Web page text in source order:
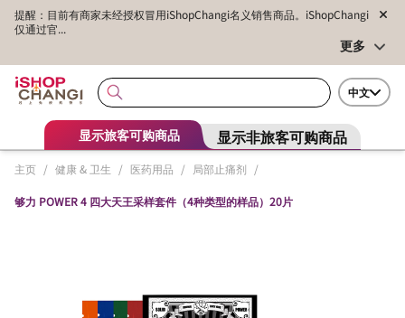
提醒：目前有商家未经授权冒用iShopChangi名义销售商品。iShopChangi
仅通过官...
更多
中文
显示旅客可购商品 显示非旅客可购商品
主页 / 健康 & 卫生 / 医药用品 / 局部止痛剂 /
够力 POWER 4 四大天王采样套件（4种类型的样品）20片